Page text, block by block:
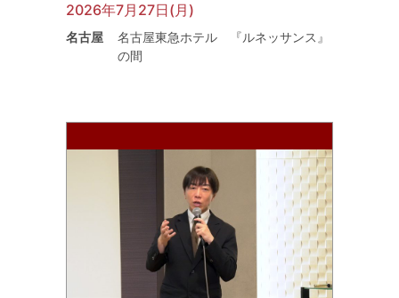
2026年7月27日(月)
名古屋
名古屋東急ホテル 『ルネッサンス』
の間